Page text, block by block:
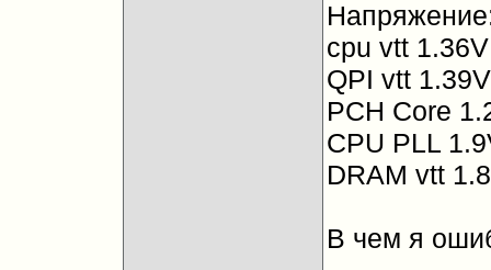
cpu vtt 1.36V
QPI vtt 1.39V
PCH Core
CPU PLL
DRAM vtt
В чем я